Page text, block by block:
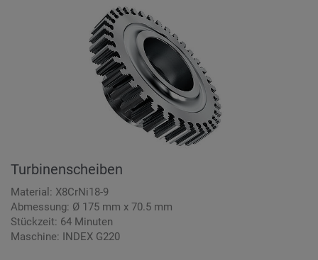
Turbinenscheiben
Material: X8CrNi18-9
Abmessung: Ø 175 mm x 70.5 mm
Stückzeit: 64 Minuten
Maschine: INDEX G220